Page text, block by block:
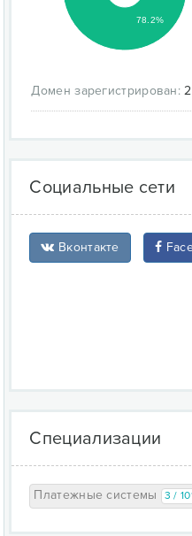
78.2%
Домен зарегистрирован:
Социальные сети
Вконтакте
Специализации
Платежные системы 3 /